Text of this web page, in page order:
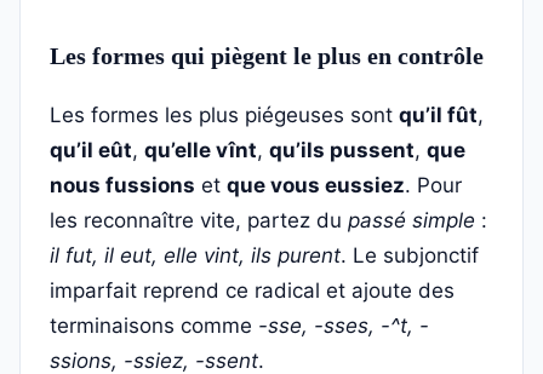
Les formes qui piègent le plus en contrôle
Les formes les plus piégeuses sont qu’il fût,
qu’il eût, qu’elle vînt, qu’ils pussent, que
nous fussions et que vous eussiez. Pour
les reconnaître vite, partez du passé simple :
il fut, il eut, elle vint, ils purent. Le subjonctif
imparfait reprend ce radical et ajoute des
terminaisons comme -sse, -sses, -^t, -
ssions, -ssiez, -ssent.